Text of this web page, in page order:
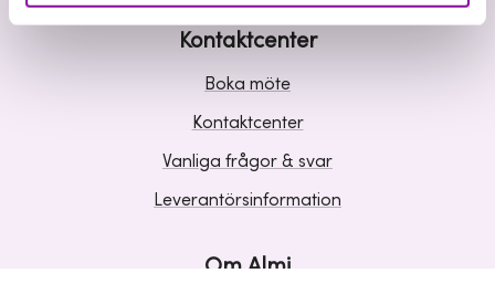
Kontaktcenter
Boka möte
Kontaktcenter
Vanliga frågor & svar
Leverantörsinformation
Om Almi